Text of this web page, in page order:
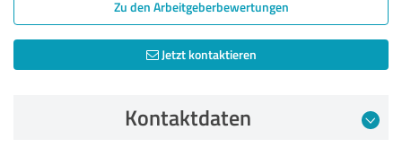
Zu den Arbeitgeber­bewertungen
Jetzt kontaktieren
Kontaktdaten